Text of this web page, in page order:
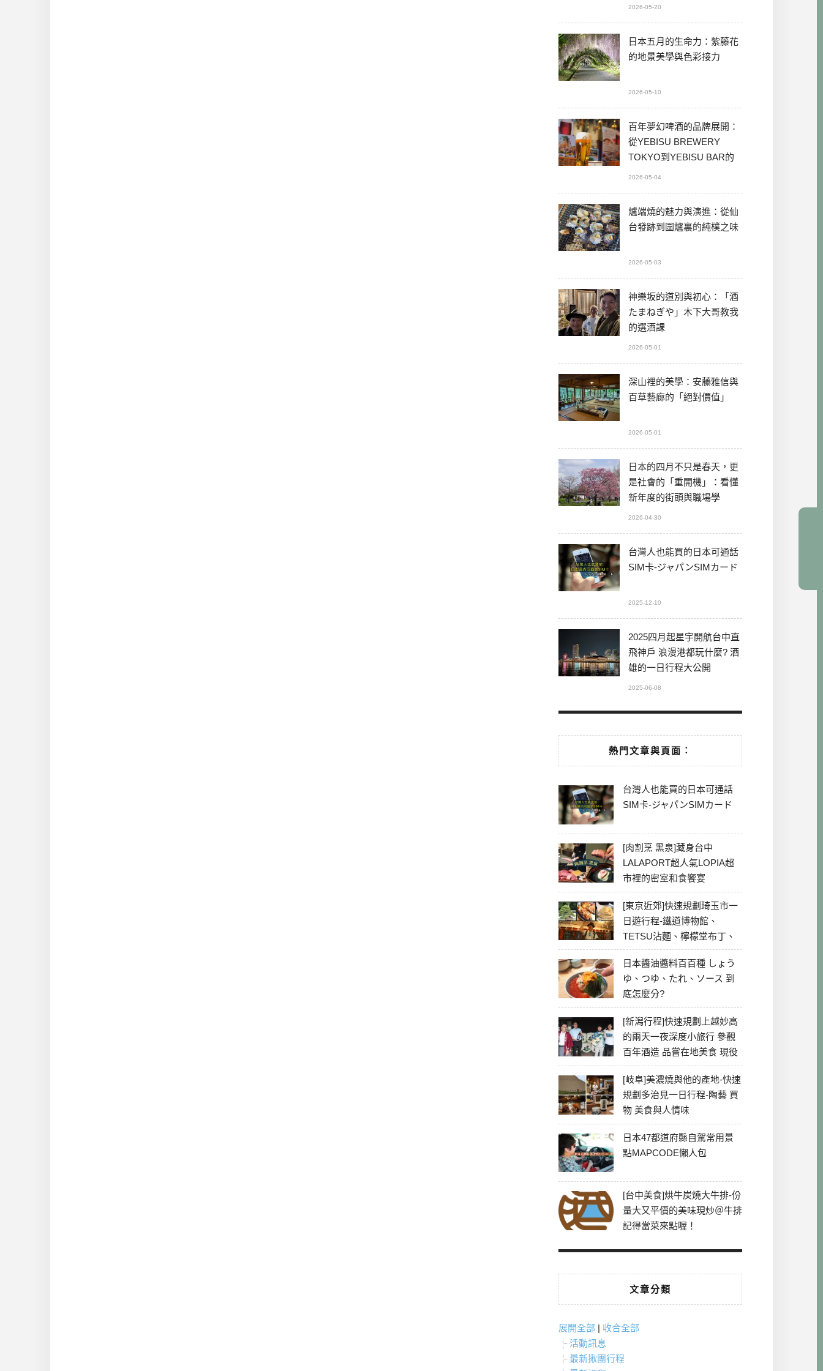
2026-05-20
日本五月的生命力：紫藤花
的地景美學與色彩接力
2026-05-10
百年夢幻啤酒的品牌展開：
從YEBISU BREWERY
TOKYO到YEBISU BAR的
2026-05-04
爐端燒的魅力與演進：從仙
台發跡到圍爐裏的純樸之味
2026-05-03
神樂坂的道別與初心：「酒
たまねぎや」木下大哥教我
的選酒課
2026-05-01
深山裡的美學：安藤雅信與
百草藝廊的「絕對價值」
2026-05-01
日本的四月不只是春天，更
是社會的「重開機」：看懂
新年度的街頭與職場學
2026-04-30
台灣人也能買的日本可通話
SIM卡-ジャパンSIMカード
2025-12-10
2025四月起星宇開航台中直
飛神戶 浪漫港都玩什麼? 酒
雄的一日行程大公開
2025-06-08
熱門文章與頁面︰
台灣人也能買的日本可通話
SIM卡-ジャパンSIMカード
[肉割烹 黑泉]藏身台中
LALAPORT超人氣LOPIA超
市裡的密室和食饗宴
[東京近郊]快速規劃琦玉市一
日遊行程-鐵道博物館、
TETSU沾麵、檸檬堂布丁、
冰川神社、美食彙整
日本醬油醬料百百種 しょう
ゆ、つゆ、たれ、ソース 到
底怎麼分?
[新潟行程]快速規劃上越妙高
的兩天一夜深度小旅行 參觀
百年酒造 品嘗在地美食 現役
最老牌電影院
[岐阜]美濃燒與他的產地-快速
規劃多治見一日行程-陶藝 買
物 美食與人情味
日本47都道府縣自駕常用景
點MAPCODE懶人包
[台中美食]烘牛炭燒大牛排-份
量大又平價的美味現炒＠牛排
記得當菜來點喔！
文章分類
展開全部 | 收合全部
活動訊息
最新揪團行程